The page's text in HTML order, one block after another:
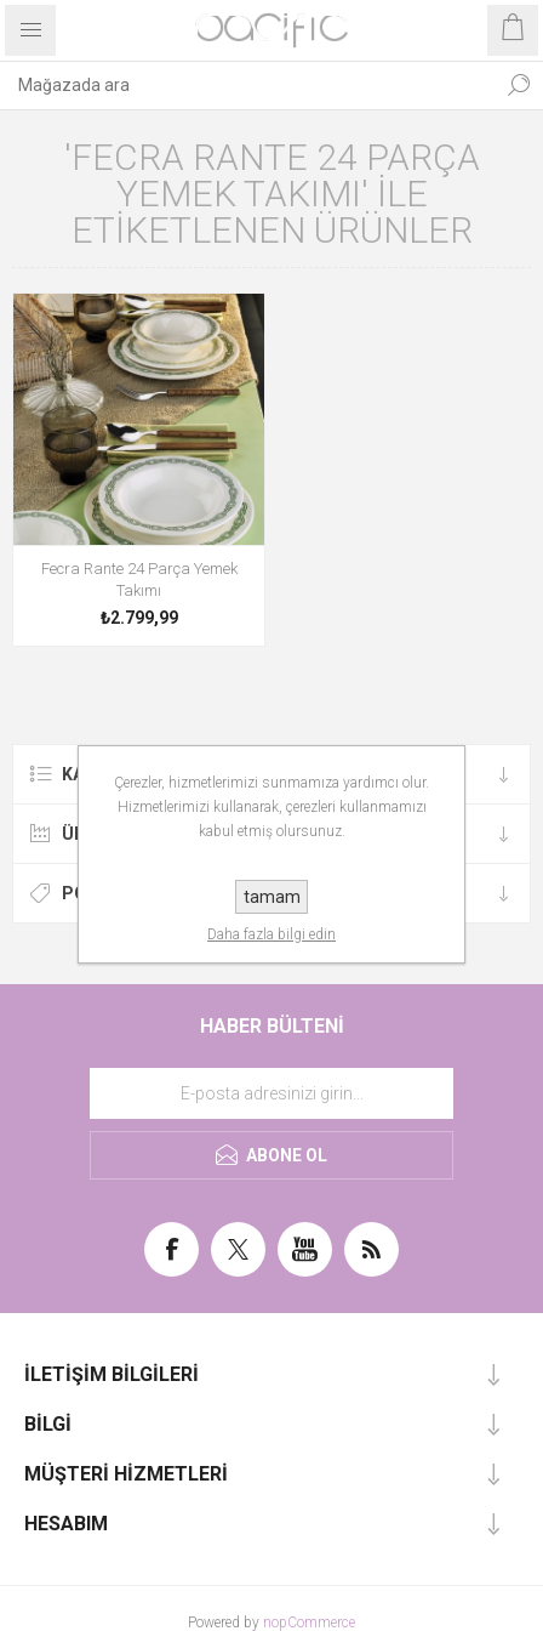
'FECRA RANTE 24 PARÇA
YEMEK TAKIMI' ILE
ETIKETLENEN ÜRÜNLER
Fecra Rante 24 Parça Yemek
Takımı
₺2.799,99
KATEGORILER
ÜRETICILER
POPÜLER ETIKETLER
HABER BÜLTENI
ABONE OL
İLETIŞIM BILGILERI
BILGI
MÜŞTERI HIZMETLERI
HESABIM
Powered by nopCommerce
Çerezler, hizmetlerimizi sunmamıza yardımcı olur.
Hizmetlerimizi kullanarak, çerezleri kullanmamızı
kabul etmiş olursunuz.
tamam
Daha fazla bilgi edin